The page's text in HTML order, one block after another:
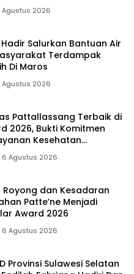
Agustus 2026
Salurkan Bantuan Air
Terdampak
Di Maros
Agustus 2026
Pattallassang Terbaik di
2026, Bukti Komitmen
Kesehatan
6 Agustus 2026
dan Kesadaran
Patte’ne Menjadi
Award 2026
6 Agustus 2026
Provinsi Sulawesi Selatan